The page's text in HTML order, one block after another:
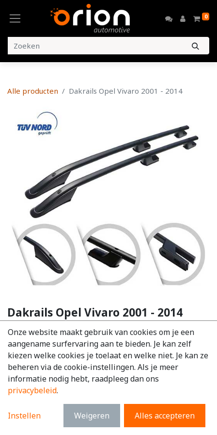
0
Alle producten Dakrails Opel Vivaro 2001 - 2014
Dakrails Opel Vivaro 2001 - 2014
EAN: 7434947282206
€200,09excl. BTW
€242,11 incl. BTW
Merk:Opel
Materiaal
Aluminium
Onze website maakt gebruik van cookies om je een
aangename surfervaring aan te bieden. Je kan zelf
kiezen welke cookies je toelaat en welke niet. Je kan ze
beheren via de cookie-instellingen. Als je meer
informatie nodig hebt, raadpleeg dan ons
privacybeleid.
Instellen Weigeren Alles accepteren